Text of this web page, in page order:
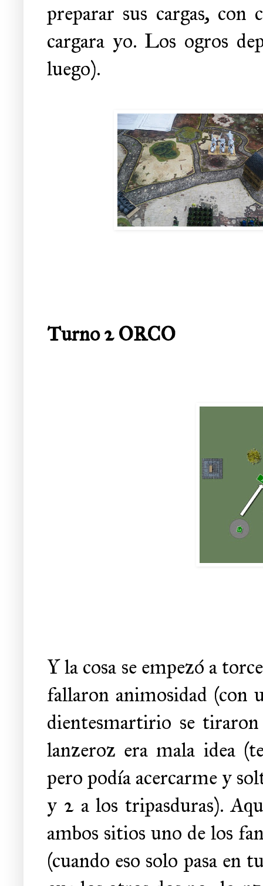
preparar sus cargas, con
cargara yo. Los ogros
luego).
Turno 2 ORCO
Y la cosa se empezó a
fallaron animosidad (con
dientesmartirio se
lanzeroz era mala idea
pero podía acercarme y
y 2 a los tripasduras).
ambos sitios uno de los
(cuando eso solo pasa en